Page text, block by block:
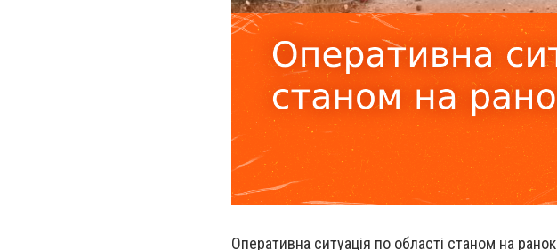
Оперативна ситуація по області станом на ранок